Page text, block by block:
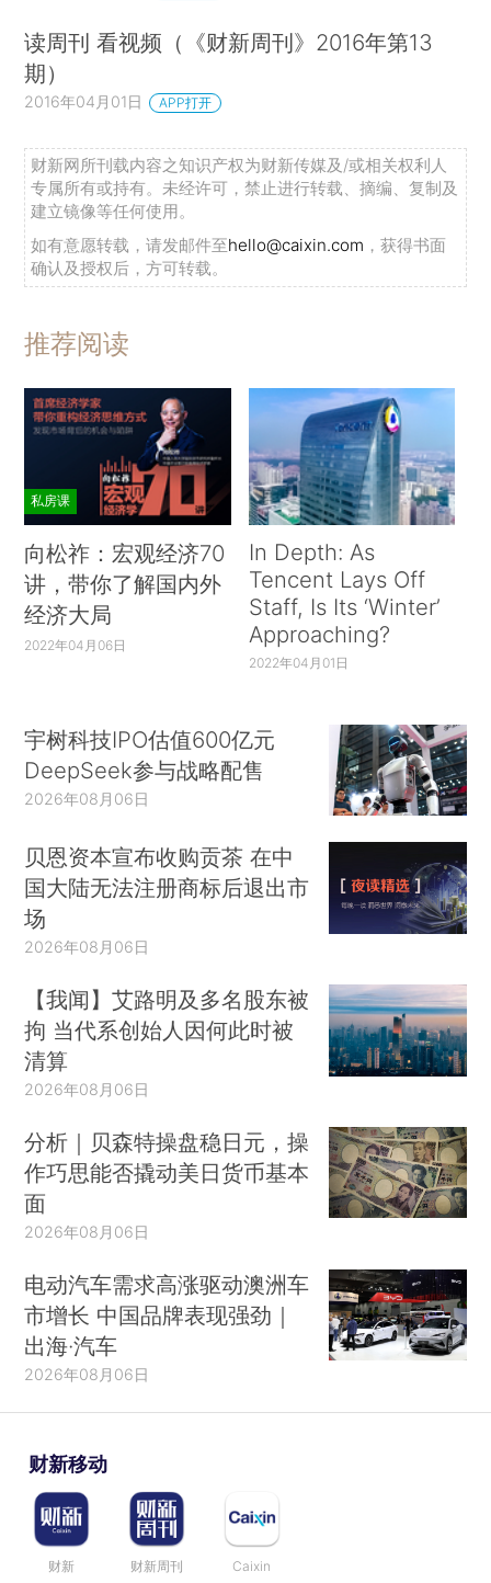
读周刊 看视频（《财新周刊》2016年第13
期）
2016年04月01日 APP打开
财新网所刊载内容之知识产权为财新传媒及/或相关权利人
专属所有或持有。未经许可，禁止进行转载、摘编、复制及
建立镜像等任何使用。
如有意愿转载，请发邮件至hello@caixin.com ，获得书面
确认及授权后，方可转载。
推荐阅读
私房课
向松祚：宏观经济70
讲，带你了解国内外
经济大局
2022年04月06日
In Depth: As
Tencent Lays Off
Staff, Is Its ‘Winter’
Approaching?
2022年04月01日
宇树科技IPO估值600亿元
DeepSeek参与战略配售
2026年08月06日
贝恩资本宣布收购贡茶 在中
国大陆无法注册商标后退出市
场
2026年08月06日
【我闻】艾路明及多名股东被
拘 当代系创始人因何此时被
清算
2026年08月06日
分析｜贝森特操盘稳日元，操
作巧思能否撬动美日货币基本
面
2026年08月06日
电动汽车需求高涨驱动澳洲车
市增长 中国品牌表现强劲｜
出海·汽车
2026年08月06日
财新移动
财新 财新周刊 Caixin